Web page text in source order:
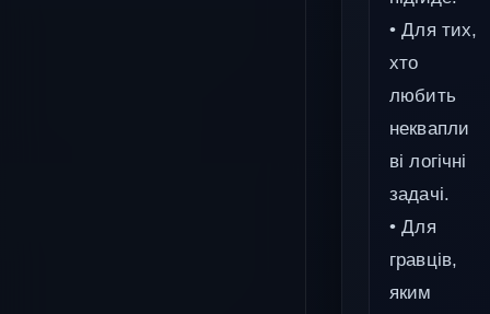
• Для тих,
хто
любить
неквапли
ві логічні
задачі.
• Для
гравців,
яким